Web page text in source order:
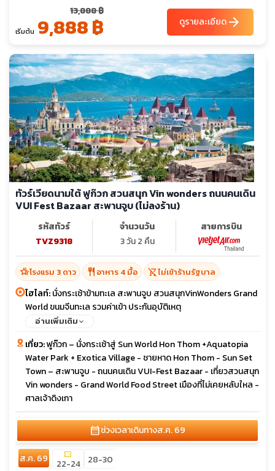
เริ่มต้น
13,888 ฿
9,888 ฿ ดูรายละเอียดarrow_forward
ทัวร์เวียดนามใต้ ฟูก๊วก สวนสนุก Vin wonders ถนนคนเดิน
VUI Fest Bazaar สะพานจูบ (ไม่ลงร้าน)
รหัสทัวร์
TVZ9318
จำนวนวัน
3 วัน 2 คืน
สายการบิน
hotel_classโรงแรม 3 ดาว restaurant อาหาร 4 มื้อ shopping_cart_offไม่เข้าร้านรัฐบาล
ไฮไลท์:นั่งกระเช้าข้ามทะเล สะพานจูบ สวนสนุกVinWonders Grand
World ขนมจีนทะเล รวมค่าเข้า ประกันอุบัติเหตุ
อ่านเพิ่มเติม
เที่ยว:ฟูก๊วก – นั่งกระเช้าสู่ Sun World Hon Thom +Aquatopia
Water Park + Exotica Village - ชายหาด Hon Thom - Sun Set
Town – สะพานจูบ - ถนนคนเดิน VUI-Fest Bazaar - เที่ยวสวนสนุก
Vin wonders - Grand World Food Street เมืองที่ไม่เคยหลับใหล -
ศาลเจ้าดิงเกา
calendar_monthช่วงเวลาเดินทางส.ค. 69
ส.ค. 69 confirmation_number
22-24 28-30